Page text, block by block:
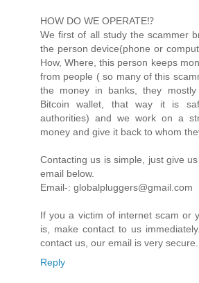
HOW DO WE OPERATE⁉️
We first of all study the scammer
the person device(phone or
How, Where, this person keeps
from people ( so many of this
the money in banks, they
Bitcoin wallet, that way it is
authorities) and we work on a
money and give it back to whom
Contacting us is simple, just give
email below.
Email-: globalpluggers@gmail.com
If you a victim of internet scam or
is, make contact to us
contact us, our email is very secure.
Reply